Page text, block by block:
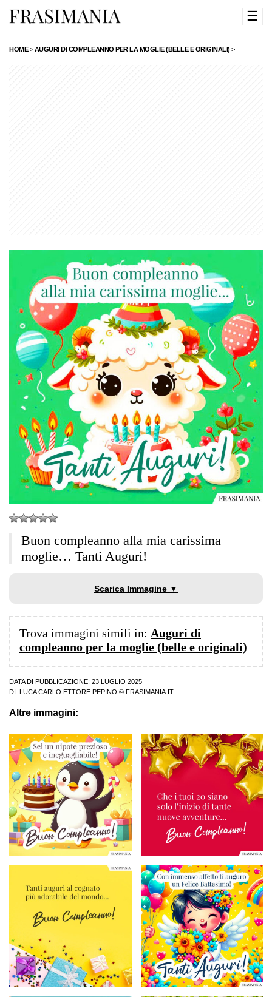
☰
HOME>AUGURI DI COMPLEANNO PER LA MOGLIE (BELLE E ORIGINALI) >
Buon compleanno alla mia carissima
moglie… Tanti Auguri!
Scarica Immagine ▼
Trova immagini simili in: Auguri di
compleanno per la moglie (belle e originali)
DATA DI PUBBLICAZIONE: 23 LUGLIO 2025
DI:
LUCA CARLO ETTORE PEPINO © FRASIMANIA.IT
Altre immagini: